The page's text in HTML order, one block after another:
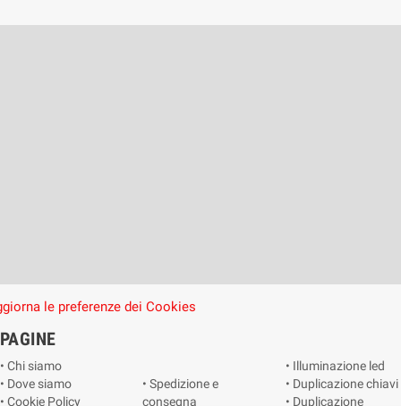
le preferenze dei Cookies
PAGINE
• Chi siamo
• Dove siamo
• Cookie Policy
• Spedizione e
consegna
• Illuminazione led
• Duplicazione chiavi
• Duplicazione